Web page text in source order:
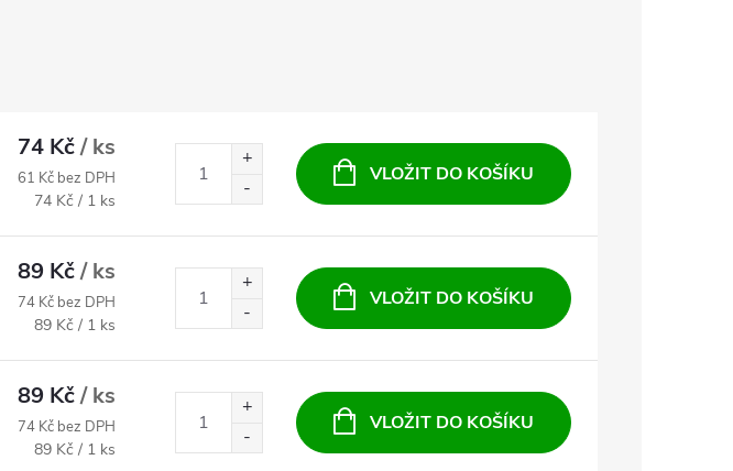
74 Kč/ ks
61 Kč bez DPH
Měrná cena:
74 Kč / 1 ks
VLOŽIT DO KOŠÍKU
89 Kč/ ks
74 Kč bez DPH
Měrná cena:
89 Kč / 1 ks
VLOŽIT DO KOŠÍKU
89 Kč/ ks
74 Kč bez DPH
Měrná cena:
89 Kč / 1 ks
VLOŽIT DO KOŠÍKU